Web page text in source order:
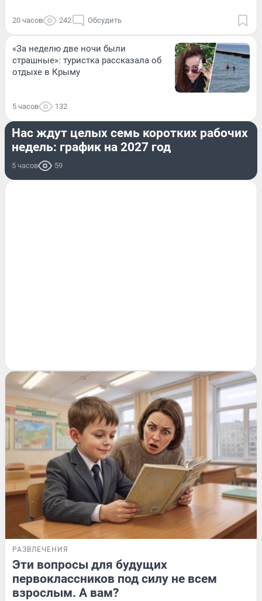
20 часов 242 Обсудить
«За неделю две ночи были
страшные»: туристка рассказала об
отдыхе в Крыму
5 часов 132
СТРАНА И МИР
Нас ждут целых семь коротких рабочих
недель: график на 2027 год
5 часов 59
РАЗВЛЕЧЕНИЯ
Эти вопросы для будущих
первоклассников под силу не всем
взрослым. А вам?